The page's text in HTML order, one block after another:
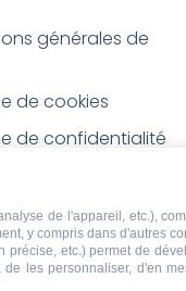
générales de
de cookies
de confidentialité
de retour et de
rétractation
de l'appareil, etc.),
y compris dans d'autres
etc.) permet de
les personnaliser, d'en